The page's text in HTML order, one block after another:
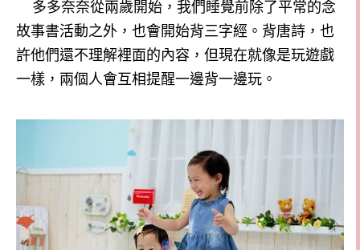
多多奈奈從兩歲開始，我們睡覺前除了平常的念
故事書活動之外，也會開始背三字經。背唐詩，也
許他們還不理解裡面的內容，但現在就像是玩遊戲
一樣，兩個人會互相提醒一邊背一邊玩。